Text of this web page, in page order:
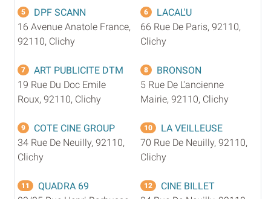
5
DPF SCANN
16 Avenue Anatole France,
92110, Clichy
6
LACAL'U
66 Rue De Paris, 92110,
Clichy
7
ART PUBLICITE DTM
19 Rue Du Doc Emile
Roux, 92110, Clichy
8
BRONSON
5 Rue De L'ancienne
Mairie, 92110, Clichy
9
COTE CINE GROUP
34 Rue De Neuilly, 92110,
Clichy
10
LA VEILLEUSE
70 Rue De Neuilly, 92110,
Clichy
11
QUADRA 69
12
CINE BILLET